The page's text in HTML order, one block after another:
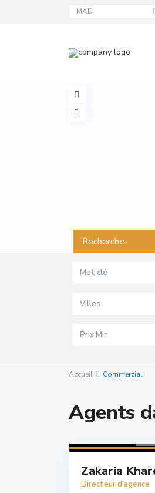
MAD
Recherche
Villes
Accueil Commercial
Agents
Zakaria
Directeur d'agence